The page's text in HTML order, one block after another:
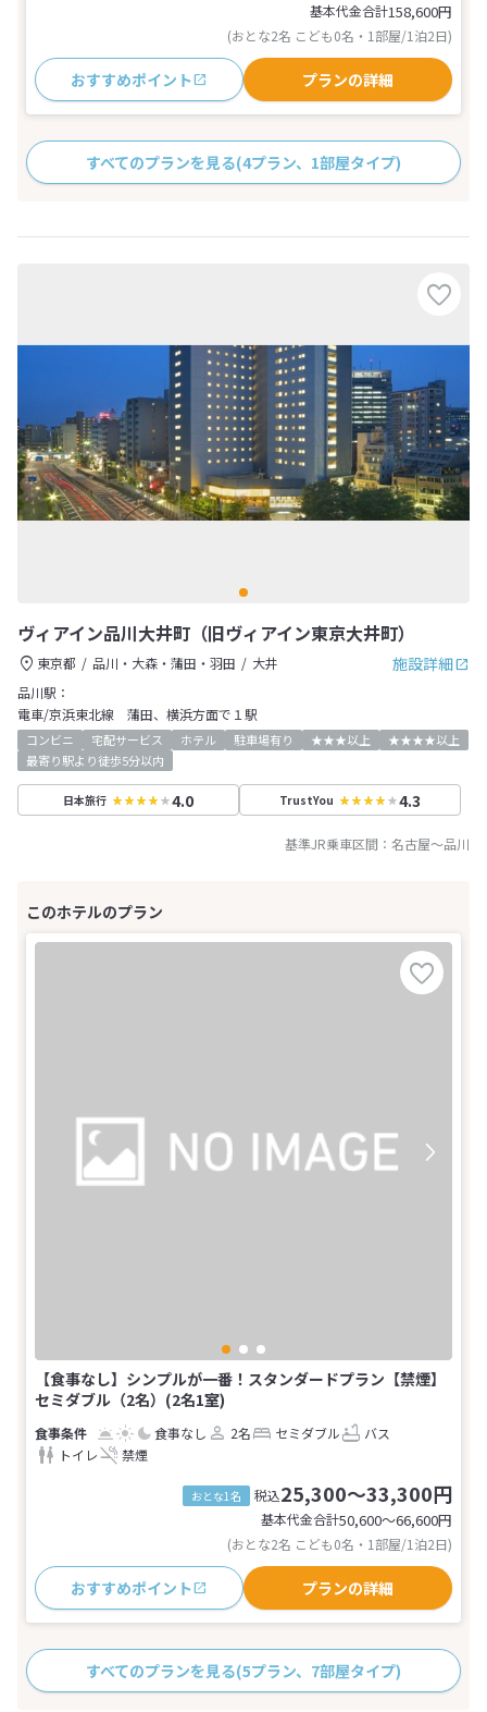
基本代金合計158,600円
(おとな2名 こども0名・1部屋/1泊2日)
おすすめポイント プランの詳細
すべてのプランを見る(4プラン、1部屋タイプ)
ヴィアイン品川大井町（旧ヴィアイン東京大井町）
施設詳細
東京都 品川・大森・蒲田・羽田
大井
品川駅：
電車/京浜東北線 蒲田、横浜方面で１駅
コンビニ 宅配サービス ホテル 駐車場有り ★★★以上
★★★★以上
最寄り駅より徒歩5分以内
日本旅行 4.0 TrustYou 4.3
基準JR乗車区間： 名古屋～品川
【食事なし】シンプルが一番！スタンダードプラン【禁煙】
セミダブル（2名）(2名1室)
食事なし 2名 セミダブル
バス
トイレ
禁煙
おとな1名 税込25,300～33,300円
基本代金合計50,600〜66,600円
(おとな2名 こども0名・1部屋/1泊2日)
おすすめポイント プランの詳細
すべてのプランを見る(5プラン、7部屋タイプ)